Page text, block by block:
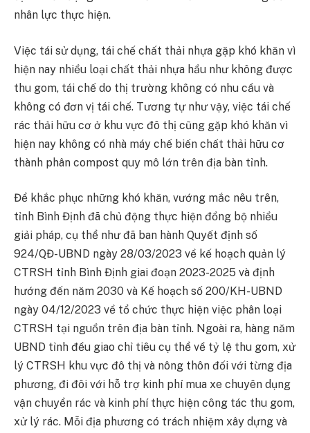
nhân lực thực hiện.
Việc tái sử dụng, tái chế chất thải nhựa gặp khó khăn vì
hiện nay nhiều loại chất thải nhựa hầu như không được
thu gom, tái chế do thị trường không có nhu cầu và
không có đơn vị tái chế. Tương tự như vậy, việc tái chế
rác thải hữu cơ ở khu vực đô thị cũng gặp khó khăn vì
hiện nay không có nhà máy chế biến chất thải hữu cơ
thành phân compost quy mô lớn trên địa bàn tỉnh.
Để khắc phục những khó khăn, vướng mắc nêu trên,
tỉnh Bình Định đã chủ động thực hiện đồng bộ nhiều
giải pháp, cụ thể như đã ban hành Quyết định số
924/QĐ-UBND ngày 28/03/2023 về kế hoạch quản lý
CTRSH tỉnh Bình Định giai đoạn 2023-2025 và định
hướng đến năm 2030 và Kế hoạch số 200/KH-UBND
ngày 04/12/2023 về tổ chức thực hiện việc phân loại
CTRSH tại nguồn trên địa bàn tỉnh. Ngoài ra, hàng năm
UBND tỉnh đều giao chỉ tiêu cụ thể về tỷ lệ thu gom, xử
lý CTRSH khu vực đô thị và nông thôn đối với từng địa
phương, đi đôi với hỗ trợ kinh phí mua xe chuyên dụng
vận chuyển rác và kinh phí thực hiện công tác thu gom,
xử lý rác. Mỗi địa phương có trách nhiệm xây dựng và